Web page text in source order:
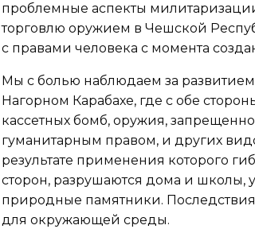
проблемные аспекты
торговлю оружием в Чешской
с правами человека с момента
Мы с болью наблюдаем за
Нагорном Карабахе, где с обе
кассетных бомб, оружия,
гуманитарным правом, и других
результате применения которого
сторон, разрушаются дома и школы,
природные памятники.
для окружающей среды.